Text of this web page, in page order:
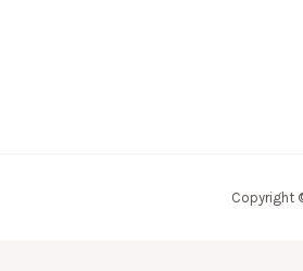
Copyright